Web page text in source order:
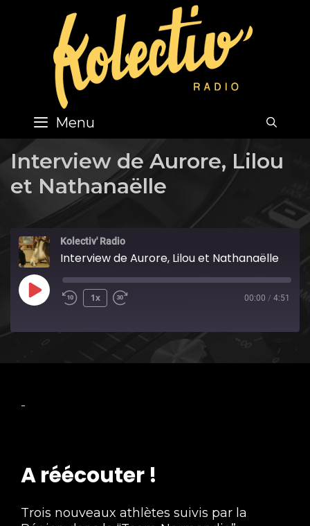
content
Menu
Interview de Aurore, Lilou
et Nathanaëlle
Kolectiv' Radio
Interview de Aurore, Lilou et Nathanaëlle
Play
1x 00:00 / 4:51
-
A réécouter !
Trois nouveaux athlètes suivis par la